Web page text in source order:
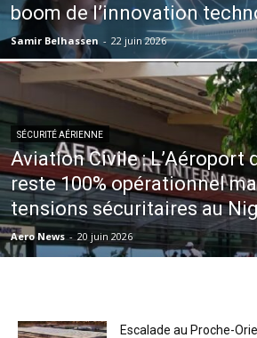
boom de l’innovation
Samir Belhassen - 22 juin 2026
SÉCURITÉ AÉRIENNE
Aviation Civile : L’Aéroport
reste 100% opérationnel
tensions sécuritaires au
Aero News - 20 juin 2026
Escalade au Proche-